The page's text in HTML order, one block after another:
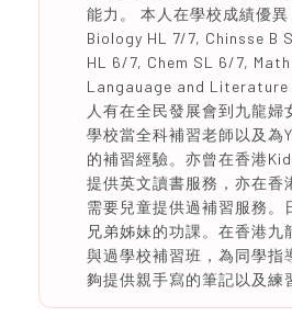
能力。 本人在學校成績優異
Biology HL 7/7, Chinsse B
HL 6/7, Chem SL 6/7,
Langauage and Literature
人有在全民發展會到九龍婦
學校當全科補習老師以及為
的補習經驗。亦曾在香港
提供英文讀書服務，亦在香
需要兒童提供過補習服務。
兄弟姊妹的功課。在香港九
與過學校補習班，為同學指
夠提供親手寫的筆記以及練